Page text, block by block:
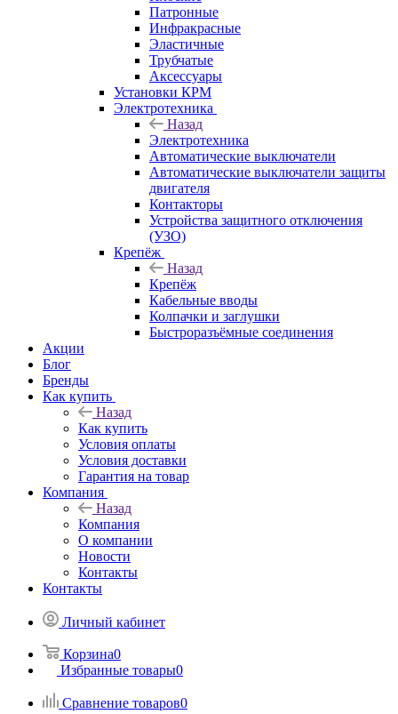
Патронные
Инфракрасные
Эластичные
Трубчатые
Аксессуары
Установки КРМ
Электротехника
Назад
Электротехника
Автоматические выключатели
Автоматические выключатели защиты
двигателя
Контакторы
Устройства защитного отключения
(УЗО)
Крепёж
Назад
Крепёж
Кабельные вводы
Колпачки и заглушки
Быстроразъёмные соединения
Акции
Блог
Бренды
Как купить
Назад
Как купить
Условия оплаты
Условия доставки
Гарантия на товар
Компания
Назад
Компания
О компании
Новости
Контакты
Контакты
Личный кабинет
Корзина0
Избранные товары0
Сравнение товаров0